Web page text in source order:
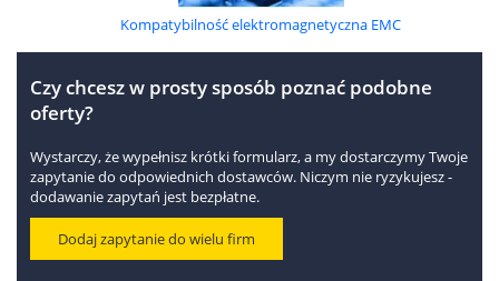
Kompatybilność elektromagnetyczna EMC
Czy chcesz w prosty sposób poznać podobne
oferty?
Wystarczy, że wypełnisz krótki formularz, a my dostarczymy Twoje
zapytanie do odpowiednich dostawców. Niczym nie ryzykujesz -
dodawanie zapytań jest bezpłatne.
Dodaj zapytanie do wielu firm